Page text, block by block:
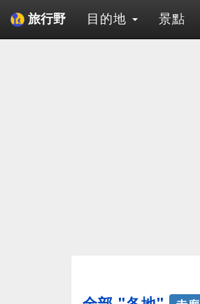
旅行野 目的地 景點